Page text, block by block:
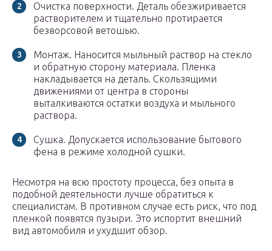
Очистка поверхности. Деталь обезжиривается
растворителем и тщательно протирается
безворсовой ветошью.
Монтаж. Наносится мыльный раствор на стекло
и обратную сторону материала. Пленка
накладывается на деталь. Скользящими
движениями от центра в стороны
выталкиваются остатки воздуха и мыльного
раствора.
Сушка. Допускается использование бытового
фена в режиме холодной сушки.
Несмотря на всю простоту процесса, без опыта в
подобной деятельности лучше обратиться к
специалистам. В противном случае есть риск, что под
пленкой появятся пузыри. Это испортит внешний
вид автомобиля и ухудшит обзор.